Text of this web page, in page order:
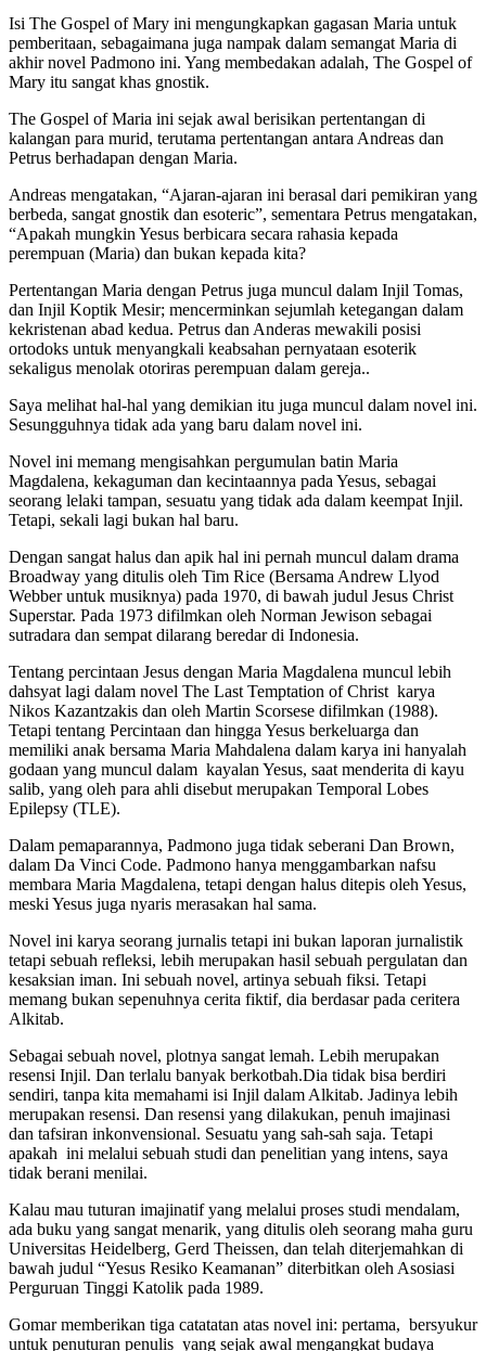
Isi The Gospel of Mary ini mengungkapkan gagasan Maria untuk
pemberitaan, sebagaimana juga nampak dalam semangat Maria di
akhir novel Padmono ini. Yang membedakan adalah, The Gospel of
Mary itu sangat khas gnostik.
The Gospel of Maria ini sejak awal berisikan pertentangan di
kalangan para murid, terutama pertentangan antara Andreas dan
Petrus berhadapan dengan Maria.
Andreas mengatakan, “Ajaran-ajaran ini berasal dari pemikiran yang
berbeda, sangat gnostik dan esoteric”, sementara Petrus mengatakan,
“Apakah mungkin Yesus berbicara secara rahasia kepada
perempuan (Maria) dan bukan kepada kita?
Pertentangan Maria dengan Petrus juga muncul dalam Injil Tomas,
dan Injil Koptik Mesir; mencerminkan sejumlah ketegangan dalam
kekristenan abad kedua. Petrus dan Anderas mewakili posisi
ortodoks untuk menyangkali keabsahan pernyataan esoterik
sekaligus menolak otoriras perempuan dalam gereja..
Saya melihat hal-hal yang demikian itu juga muncul dalam novel ini.
Sesungguhnya tidak ada yang baru dalam novel ini.
Novel ini memang mengisahkan pergumulan batin Maria
Magdalena, kekaguman dan kecintaannya pada Yesus, sebagai
seorang lelaki tampan, sesuatu yang tidak ada dalam keempat Injil.
Tetapi, sekali lagi bukan hal baru.
Dengan sangat halus dan apik hal ini pernah muncul dalam drama
Broadway yang ditulis oleh Tim Rice (Bersama Andrew Llyod
Webber untuk musiknya) pada 1970, di bawah judul Jesus Christ
Superstar. Pada 1973 difilmkan oleh Norman Jewison sebagai
sutradara dan sempat dilarang beredar di Indonesia.
Tentang percintaan Jesus dengan Maria Magdalena muncul lebih
dahsyat lagi dalam novel The Last Temptation of Christ karya
Nikos Kazantzakis dan oleh Martin Scorsese difilmkan (1988).
Tetapi tentang Percintaan dan hingga Yesus berkeluarga dan
memiliki anak bersama Maria Mahdalena dalam karya ini hanyalah
godaan yang muncul dalam kayalan Yesus, saat menderita di kayu
salib, yang oleh para ahli disebut merupakan Temporal Lobes
Epilepsy (TLE).
Dalam pemaparannya, Padmono juga tidak seberani Dan Brown,
dalam Da Vinci Code. Padmono hanya menggambarkan nafsu
membara Maria Magdalena, tetapi dengan halus ditepis oleh Yesus,
meski Yesus juga nyaris merasakan hal sama.
Novel ini karya seorang jurnalis tetapi ini bukan laporan jurnalistik
tetapi sebuah refleksi, lebih merupakan hasil sebuah pergulatan dan
kesaksian iman. Ini sebuah novel, artinya sebuah fiksi. Tetapi
memang bukan sepenuhnya cerita fiktif, dia berdasar pada ceritera
Alkitab.
Sebagai sebuah novel, plotnya sangat lemah. Lebih merupakan
resensi Injil. Dan terlalu banyak berkotbah.Dia tidak bisa berdiri
sendiri, tanpa kita memahami isi Injil dalam Alkitab. Jadinya lebih
merupakan resensi. Dan resensi yang dilakukan, penuh imajinasi
dan tafsiran inkonvensional. Sesuatu yang sah-sah saja. Tetapi
apakah ini melalui sebuah studi dan penelitian yang intens, saya
tidak berani menilai.
Kalau mau tuturan imajinatif yang melalui proses studi mendalam,
ada buku yang sangat menarik, yang ditulis oleh seorang maha guru
Universitas Heidelberg, Gerd Theissen, dan telah diterjemahkan di
bawah judul “Yesus Resiko Keamanan” diterbitkan oleh Asosiasi
Perguruan Tinggi Katolik pada 1989.
Gomar memberikan tiga catatatan atas novel ini: pertama, bersyukur
untuk penuturan penulis yang sejak awal mengangkat budaya